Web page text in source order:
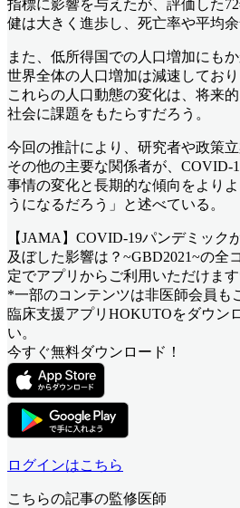
指標に影響を与えたが、評価した
健は大きく進歩し、死亡率や平均
また、低所得国での人口増加にもか
世界全体の人口増加は減速してお
これらの人口動態の変化は、将来
社会に課題をもたらすだろう。
今回の推計により、研究者や政策
その他の主要な関係者が、COVID-
事情の変化と長期的な傾向をより
うになるだろう」と述べている。
【JAMA】COVID-19パンデミック
及ぼした影響は？~GBD2021~の全
定でアプリからご利用いただけます
*一部のコンテンツは非医師会員も
臨床支援アプリHOKUTOをダウン
い。
今すぐ無料ダウンロード！
ログインはこちら
こちらの記事の監修医師